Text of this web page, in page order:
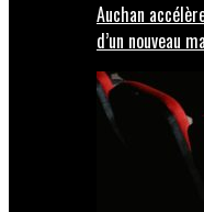
Auchan
d’un nouveau